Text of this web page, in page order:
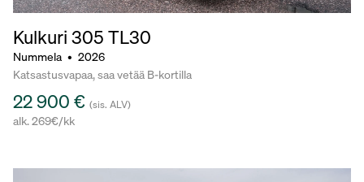
Kulkuri 305 TL30
Nummela • 2026
Katsastusvapaa, saa vetää B-kortilla
22 900 € (sis. ALV)
alk. 269€/kk